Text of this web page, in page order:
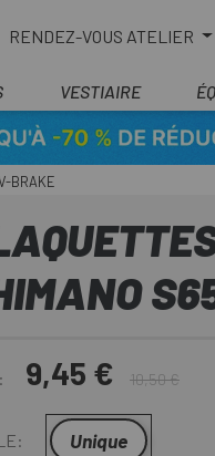
RENDEZ-VOUS ATELIER
VESTIAIRE
BRAKE
9,45 € 10,50 €
Unique